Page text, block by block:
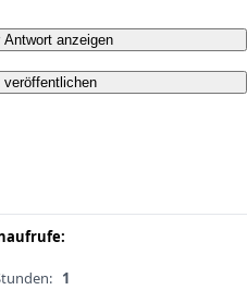
anzeigen
veröffentlichen
1